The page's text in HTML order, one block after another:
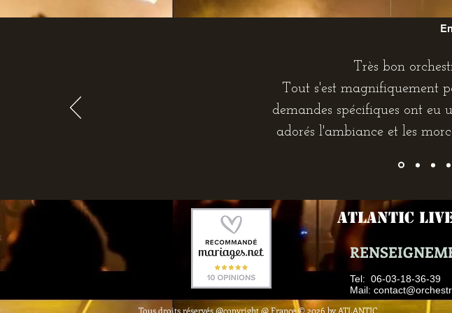
Très bon
Tout s'est magnifiquement
demandes spécifiques ont eu
adorés l'ambiance et les
ATLANTIC
​Tel: 06-03-18-36-39
​ Mail:
Tous droits réservés @copyright @ France © 2026 by ATLANTIC.